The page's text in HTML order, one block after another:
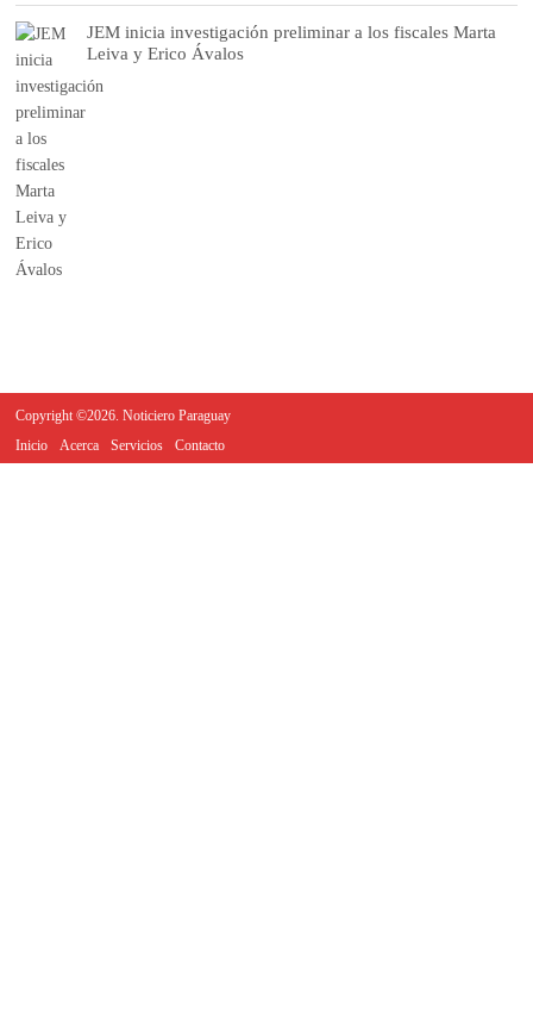
JEM inicia investigación preliminar a los fiscales Marta
Leiva y Erico Ávalos
Copyright ©2026. Noticiero Paraguay
Inicio
Acerca Servicios Contacto